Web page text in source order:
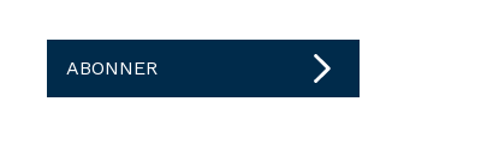
ABONNER